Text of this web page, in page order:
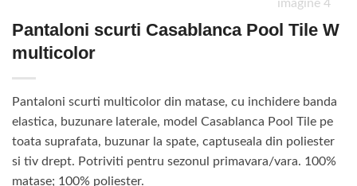
Pantaloni scurti Casablanca Pool Tile W
multicolor
Pantaloni scurti multicolor din matase, cu inchidere banda
elastica, buzunare laterale, model Casablanca Pool Tile pe
toata suprafata, buzunar la spate, captuseala din poliester
si tiv drept. Potriviti pentru sezonul primavara/vara. 100%
matase; 100% poliester.